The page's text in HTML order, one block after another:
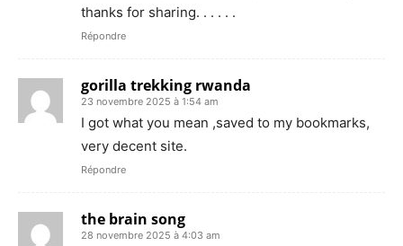
thanks for sharing. . . . . .
Répondre
gorilla trekking rwanda
23 novembre 2025 à 1:54 am
I got what you mean ,saved to my bookmarks,
very decent site.
Répondre
the brain song
28 novembre 2025 à 4:03 am